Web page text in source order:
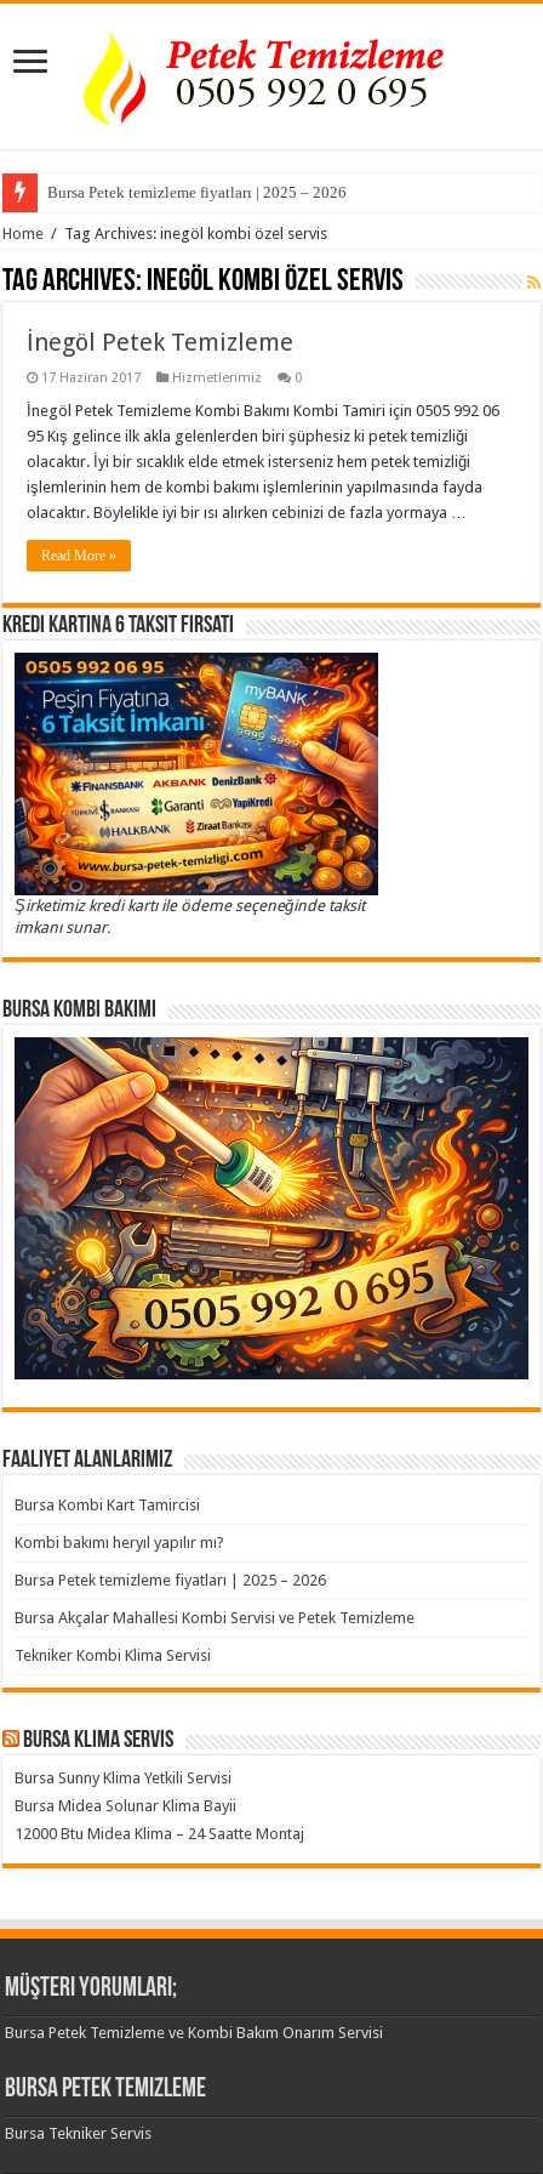
Bursa Petek temizleme fiyatları | 2025 – 2026
Home / Tag Archives: inegöl kombi özel servis
Tag Archives: inegöl kombi özel servis
İnegöl Petek Temizleme
17 Haziran 2017 Hizmetlerimiz 0
İnegöl Petek Temizleme Kombi Bakımı Kombi Tamiri için 0505 992 06
95 Kış gelince ilk akla gelenlerden biri şüphesiz ki petek temizliği
olacaktır. İyi bir sıcaklık elde etmek isterseniz hem petek temizliği
işlemlerinin hem de kombi bakımı işlemlerinin yapılmasında fayda
olacaktır. Böylelikle iyi bir ısı alırken cebinizi de fazla yormaya …
Read More »
Kredi Kartına 6 Taksit Fırsatı
Şirketimiz kredi kartı ile ödeme seçeneğinde taksit
imkanı sunar.
Bursa Kombi Bakımı
Faaliyet Alanlarımız
Bursa Kombi Kart Tamircisi
Kombi bakımı heryıl yapılır mı?
Bursa Petek temizleme fiyatları | 2025 – 2026
Bursa Akçalar Mahallesi Kombi Servisi ve Petek Temizleme
Tekniker Kombi Klima Servisi
Bursa klima servis
Bursa Sunny Klima Yetkili Servisi
Bursa Midea Solunar Klima Bayii
12000 Btu Midea Klima – 24 Saatte Montaj
Müşteri Yorumları;
Bursa Petek Temizleme ve Kombi Bakım Onarım Servisi
Bursa Petek Temizleme
Bursa Tekniker Servis